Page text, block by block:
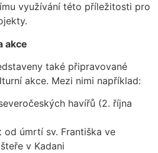
využívání této příležitosti pro
akce
také připravované
akce. Mezi nimi například:
havířů (2. října
úmrtí sv. Františka ve
v Kadani